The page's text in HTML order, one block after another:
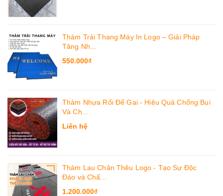
Thảm Trải Thang Máy In Logo – Giải Pháp
Tăng Nh...
550.000₫
Thảm Nhựa Rối Đế Gai - Hiệu Quả Chống Bụi
Và Ch...
Liên hệ
Thảm Lau Chân Thêu Logo - Tạo Sự Độc
Đáo và Chấ...
1.200.000₫